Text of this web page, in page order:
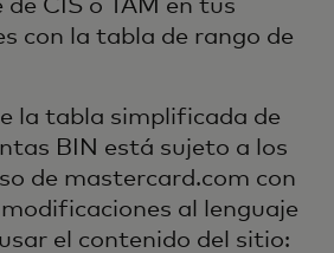
CIS o TAM en tus
con la tabla de rango de
la tabla simplificada de
BIN está sujeto a los
de mastercard.com con
al lenguaje
el contenido del sitio: